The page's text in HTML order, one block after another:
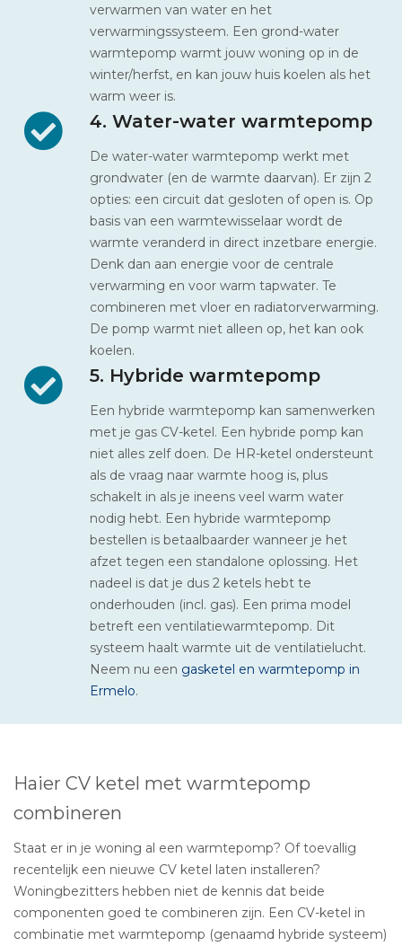
verwarmen van water en het
verwarmingssysteem. Een grond-water
warmtepomp warmt jouw woning op in de
winter/herfst, en kan jouw huis koelen als het
warm weer is.
4. Water-water warmtepomp
De water-water warmtepomp werkt met
grondwater (en de warmte daarvan). Er zijn 2
opties: een circuit dat gesloten of open is. Op
basis van een warmtewisselaar wordt de
warmte veranderd in direct inzetbare energie.
Denk dan aan energie voor de centrale
verwarming en voor warm tapwater. Te
combineren met vloer en radiatorverwarming.
De pomp warmt niet alleen op, het kan ook
koelen.
5. Hybride warmtepomp
Een hybride warmtepomp kan samenwerken
met je gas CV-ketel. Een hybride pomp kan
niet alles zelf doen. De HR-ketel ondersteunt
als de vraag naar warmte hoog is, plus
schakelt in als je ineens veel warm water
nodig hebt. Een hybride warmtepomp
bestellen is betaalbaarder wanneer je het
afzet tegen een standalone oplossing. Het
nadeel is dat je dus 2 ketels hebt te
onderhouden (incl. gas). Een prima model
betreft een ventilatiewarmtepomp. Dit
systeem haalt warmte uit de ventilatielucht.
Neem nu een gasketel en warmtepomp in
Ermelo.
Haier CV ketel met warmtepomp
combineren
Staat er in je woning al een warmtepomp? Of toevallig
recentelijk een nieuwe CV ketel laten installeren?
Woningbezitters hebben niet de kennis dat beide
componenten goed te combineren zijn. Een CV-ketel in
combinatie met warmtepomp (genaamd hybride systeem)